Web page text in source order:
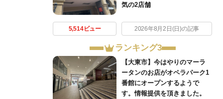
気の2店舗
5,514ビュー 2026年8月2日(日)の記事
ランキング3
【大東市】今はやりのマーラ
ータンのお店がオペラパーク1
番館にオープンするようで
す。情報提供を頂きました。